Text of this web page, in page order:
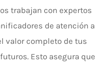
trabajan con expertos
de atención a
valor completo de tus
Esto asegura que